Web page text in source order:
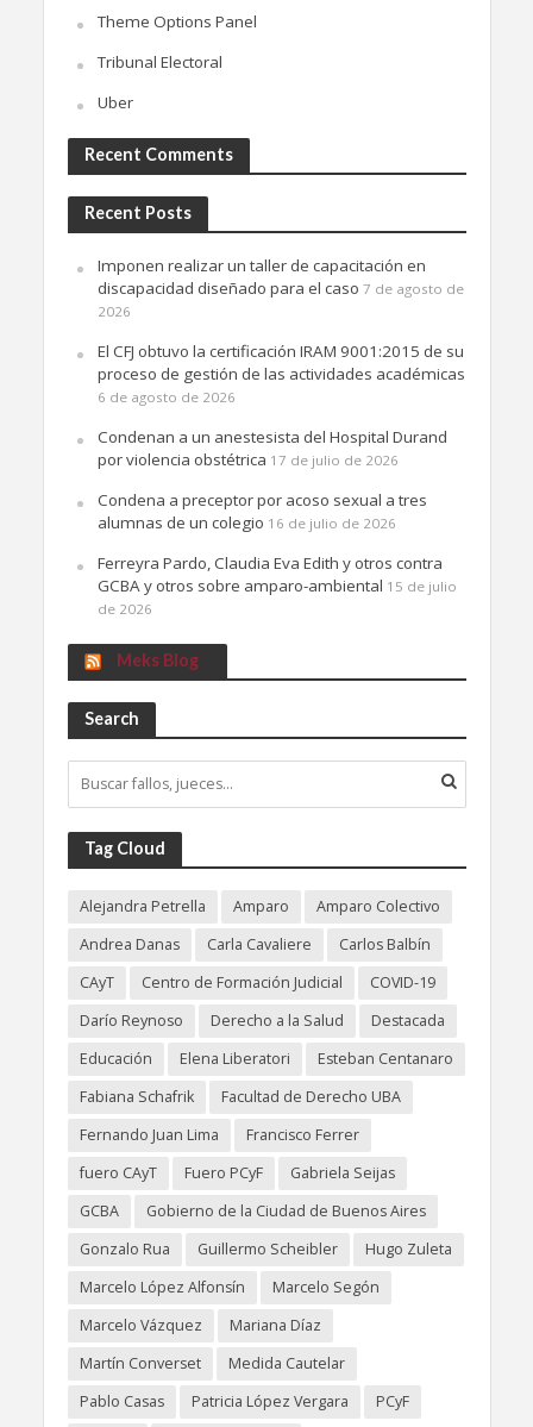
Theme Options Panel
Tribunal Electoral
Uber
Recent Comments
Recent Posts
Imponen realizar un taller de capacitación en
discapacidad diseñado para el caso 7 de agosto de
2026
El CFJ obtuvo la certificación IRAM 9001:2015 de su
proceso de gestión de las actividades académicas
6 de agosto de 2026
Condenan a un anestesista del Hospital Durand
por violencia obstétrica 17 de julio de 2026
Condena a preceptor por acoso sexual a tres
alumnas de un colegio 16 de julio de 2026
Ferreyra Pardo, Claudia Eva Edith y otros contra
GCBA y otros sobre amparo-ambiental 15 de julio
de 2026
Meks Blog
Search
Tag Cloud
Alejandra Petrella Amparo
Amparo Colectivo
Andrea Danas
Carla Cavaliere
Carlos Balbín
CAyT
Centro de Formación Judicial
COVID-19
Darío Reynoso
Derecho a la Salud
Destacada
Educación
Elena Liberatori
Esteban Centanaro
Fabiana Schafrik
Facultad de Derecho UBA
Fernando Juan Lima
Francisco Ferrer
fuero CAyT
Fuero PCyF
Gabriela Seijas
GCBA
Gobierno de la Ciudad de Buenos Aires
Gonzalo Rua
Guillermo Scheibler
Hugo Zuleta
Marcelo López Alfonsín
Marcelo Segón
Marcelo Vázquez
Mariana Díaz
Martín Converset
Medida Cautelar
Pablo Casas
Patricia López Vergara
PCyF